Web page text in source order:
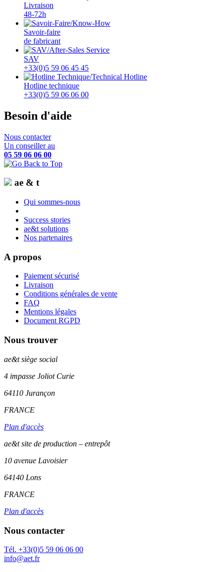
Livraison
48-72h
Savoir-faire
de fabricant
SAV
+33(0)5 59 06 45 45
Hotline technique
+33(0)5 59 06 06 00
Besoin d'aide
Nous contacter
Un conseiller au
05 59 06 06 00
ae & t
Qui sommes-nous
Success stories
ae&t solutions
Nos partenaires
A propos
Paiement sécurisé
Livraison
Conditions générales de vente
FAQ
Mentions légales
Document RGPD
Nous trouver
ae&tsiège social
4 impasse Joliot Curie
64110 Jurançon
FRANCE
Plan d'accès
ae&t site de production – entrepôt
10 avenue Lavoisier
64140 Lons
FRANCE
Plan d'accès
Nous contacter
Tél. +33(0)5 59 06 06 00
info@aet.fr